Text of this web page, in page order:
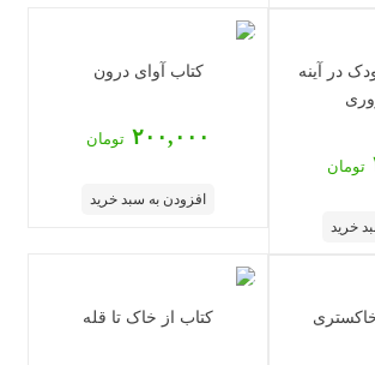
در آینه
تومان
خرید
کتاب آوای درون
۲۰۰,۰۰۰ تومان
افزودن به سبد خرید
کتاب از خاک تا قله